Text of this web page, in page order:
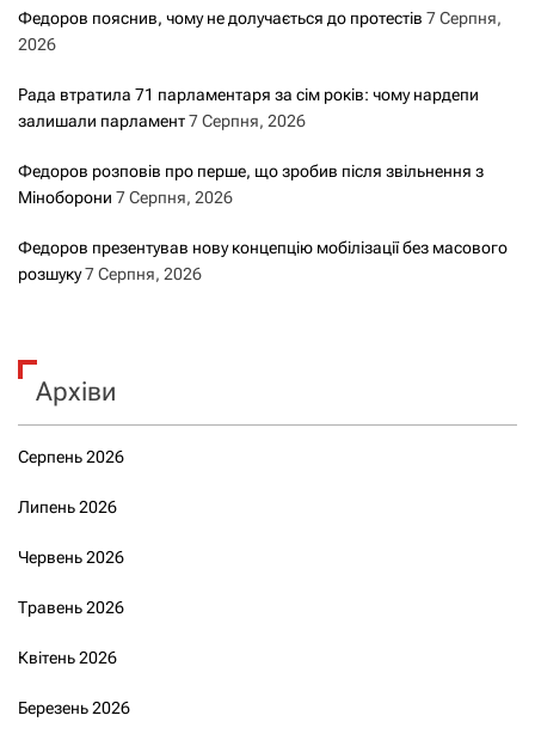
Федоров пояснив, чому не долучається до протестів 7 Серпня,
2026
Рада втратила 71 парламентаря за сім років: чому нардепи
залишали парламент7 Серпня, 2026
Федоров розповів про перше, що зробив після звільнення з
Міноборони 7 Серпня, 2026
Федоров презентував нову концепцію мобілізації без масового
розшуку7 Серпня, 2026
Архіви
Серпень 2026
Липень 2026
Червень 2026
Травень 2026
Квітень 2026
Березень 2026